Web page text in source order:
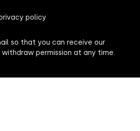
policy
so that you can receive our
permission at any time.